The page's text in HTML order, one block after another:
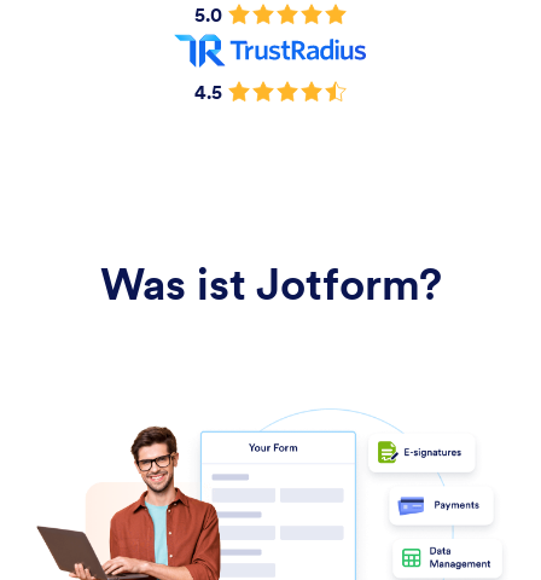
5.0
4.5
Was ist Jotform?